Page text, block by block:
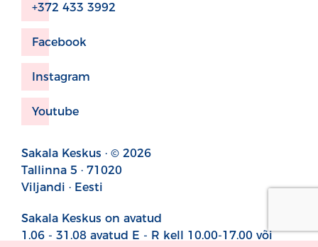
+372 433 3992
Facebook
Instagram
Youtube
Sakala Keskus · © 2026
Tallinna 5 · 71020
Viljandi · Eesti
Sakala Keskus on avatud
1.06 - 31.08 avatud E - R kell 10.00-17.00 või